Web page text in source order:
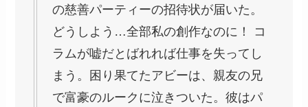
の慈善パーティーの招待状が届いた。
どうしよう…全部私の創作なのに！ コ
ラムが嘘だとばれれば仕事を失ってし
まう。困り果てたアビーは、親友の兄
で富豪のルークに泣きついた。彼はパ